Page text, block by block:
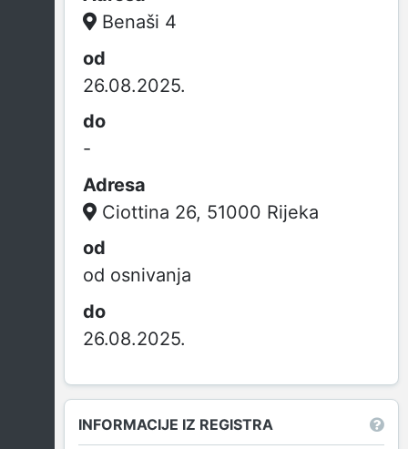
Benaši 4
26.08.2025.
-
Ciottina 26, 51000 Rijeka
od osnivanja
26.08.2025.
INFORMACIJE IZ REGISTRA